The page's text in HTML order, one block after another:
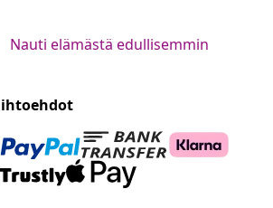
Nauti elämästä edullisemmin